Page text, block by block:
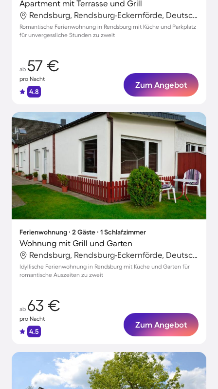
Apartment mit Terrasse und Grill
Rendsburg, Rendsburg-Eckernförde, Deutschland
Romantische Ferienwohnung in Rendsburg mit Küche und Parkplatz
für unvergessliche Stunden zu zweit
ab 57 €
pro Nacht
4.8
Zum Angebot
Ferienwohnung ∙ 2 Gäste ∙ 1 Schlafzimmer
Wohnung mit Grill und Garten
Rendsburg, Rendsburg-Eckernförde, Deutschland
Idyllische Ferienwohnung in Rendsburg mit Küche und Garten für
romantische Auszeiten zu zweit
ab 63 €
pro Nacht
4.5
Zum Angebot